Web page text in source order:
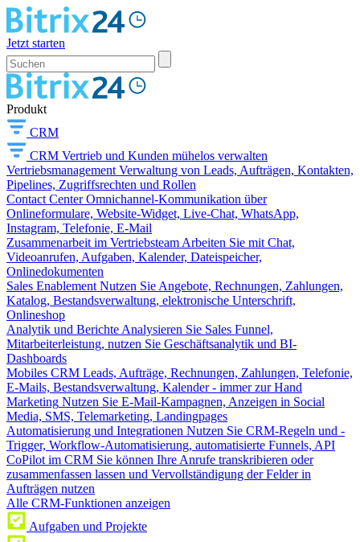
Jetzt starten
Produkt
CRM
CRM Vertrieb und Kunden mühelos verwalten
Vertriebsmanagement Verwaltung von Leads, Aufträgen, Kontakten,
Pipelines, Zugriffsrechten und Rollen
Contact Center Omnichannel-Kommunikation über
Onlineformulare, Website-Widget, Live-Chat, WhatsApp,
Instagram, Telefonie, E-Mail
Zusammenarbeit im Vertriebsteam Arbeiten Sie mit Chat,
Videoanrufen, Aufgaben, Kalender, Dateispeicher,
Onlinedokumenten
Sales Enablement Nutzen Sie Angebote, Rechnungen, Zahlungen,
Katalog, Bestandsverwaltung, elektronische Unterschrift,
Onlineshop
Analytik und Berichte Analysieren Sie Sales Funnel,
Mitarbeiterleistung, nutzen Sie Geschäftsanalytik und BI-
Dashboards
Mobiles CRM Leads, Aufträge, Rechnungen, Zahlungen, Telefonie,
E-Mails, Bestandsverwaltung, Kalender - immer zur Hand
Marketing Nutzen Sie E-Mail-Kampagnen, Anzeigen in Social
Media, SMS, Telemarketing, Landingpages
Automatisierung und Integrationen Nutzen Sie CRM-Regeln und -
Trigger, Workflow-Automatisierung, automatisierte Funnels, API
CoPilot im CRM Sie können Ihre Anrufe transkribieren oder
zusammenfassen lassen und Vervollständigung der Felder in
Aufträgen nutzen
Alle CRM-Funktionen anzeigen
Aufgaben und Projekte